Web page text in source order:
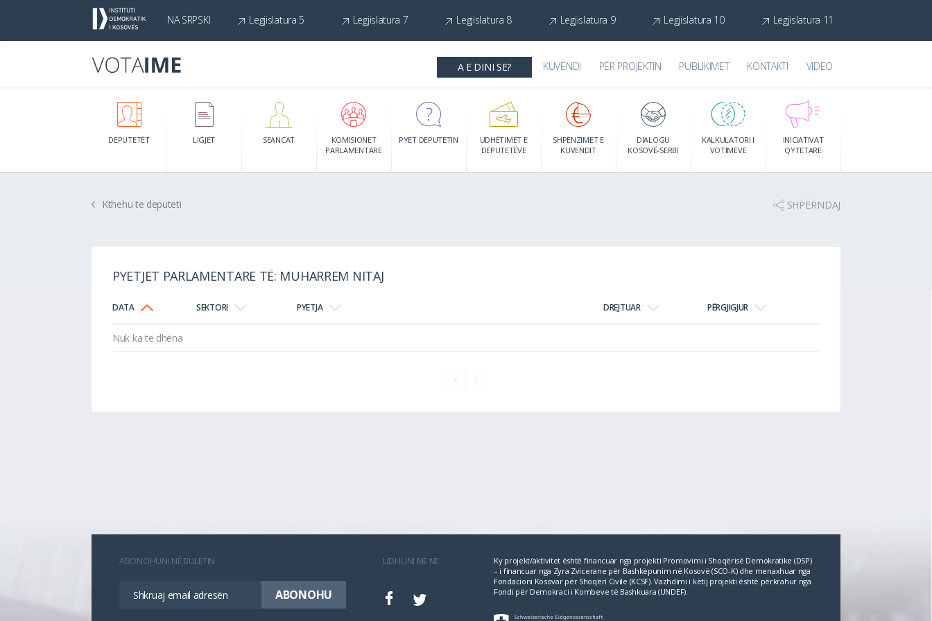
NA SRPSKI Legjislatura 5 Legjislatura 7 Legjislatura 8 Legjislatura 9 Legjislatura 10 Legjislatura 11
A E DINI SE? KUVENDI PËR PROJEKTIN PUBLIKIMET KONTAKTI VIDEO
DEPUTETËT LIGJET SEANCAT
KOMISIONET
PARLAMENTARE
PYET DEPUTETIN
UDHËTIMET E
DEPUTETËVE
SHPENZIMET E
KUVENDIT
DIALOGU
KOSOVË-SERBI
KALKULATORI I
VOTIMEVE
INICIATIVAT
QYTETARE
Kthehu te deputeti SHPËRNDAJ
PYETJET PARLAMENTARE TË: MUHARREM NITAJ
DATA SEKTORI PYETJA DREJTUAR PËRGJIGJUR
Nuk ka të dhëna
ABONOHUNI NË BULETIN LIDHUNI ME NE
Ky projekt/aktivitet është financuar nga projekti Promovimi i Shoqërisë Demokratike (DSP)
– i financuar nga Zyra Zvicerane për Bashkëpunim në Kosovë (SCO‐K) dhe menaxhuar nga
Fondacioni Kosovar për Shoqëri Civile (KCSF). Vazhdimi i këtij projekti është përkrahur nga
Fondi për Demokraci i Kombeve të Bashkuara (UNDEF).